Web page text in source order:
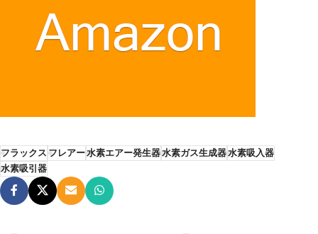
フラックス フレアー水素エアー発生器水素ガス生成器水素吸入器
水素吸引器